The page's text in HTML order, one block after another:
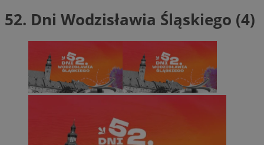
52. Dni Wodzisławia Śląskiego (4)